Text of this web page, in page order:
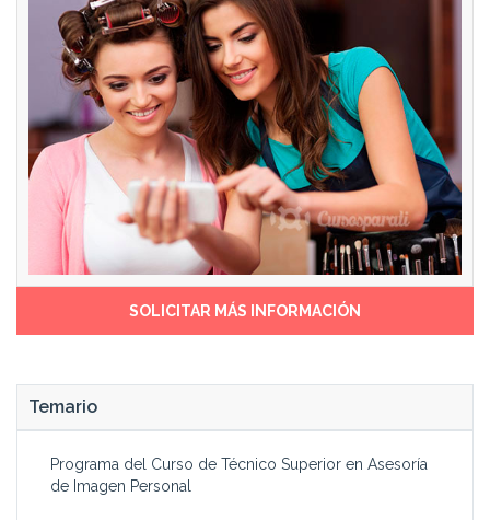
conviene.
Si lo deseas, al finalizar este
Curso a distancia podrás
presentarte a las pruebas
libres para obtener el Título
Oficial de FP.
-Objetivos del Curso de
Técnico Superior en Asesoría
de Imagen Personal-
de Técnico Superior en
tendrás los conocimientos
necesarios para orientar al
Sobre el embellecimiento
personal y sobre el estilo de
complementos.
En las actuaciones de
espectáculos, televisión y
cine...), en peluquerías y
salones de belleza, o
encontrar empleo en:
Equipos multidisciplinares de
asesoramiento y consultorías
sobre imagen personal y
comunicación.
Departamentos de selección
y formación de personal.
Departamentos de
peluquería y de estética en
tratamiento de la imagen
personal integral.
comunicación visual.
institutos de belleza.
Podrás encontrar empleo en
SOLICITAR MÁS INFORMACIÓN
Temario
Programa del Curso de Técnico Superior en Asesoría
de Imagen Personal